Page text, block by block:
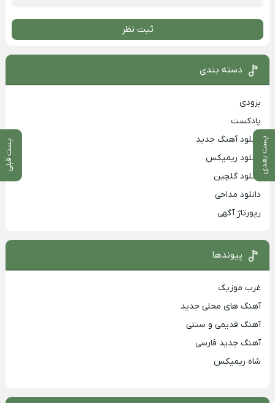
پست بعدی پست قبلی
ثبت نظر
دسته بندی
بزودی
پادکست
دانلود آهنگ جدید
دانلود ریمیکس
دانلود گلچین
دانلود مداحی
رپورتاژ آگهی
پیوندها
غرب موزیک
آهنگ های محلی جدید
آهنگ قدیمی و سنتی
آهنگ جدید فارسی
شاه ریمیکس